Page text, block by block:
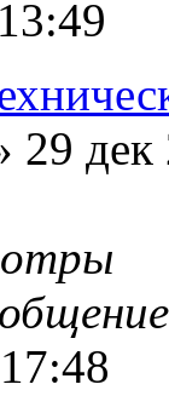
29